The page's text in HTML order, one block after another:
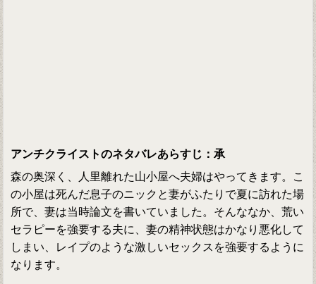
アンチクライストのネタバレあらすじ：承
森の奥深く、人里離れた山小屋へ夫婦はやってきます。こ
の小屋は死んだ息子のニックと妻がふたりで夏に訪れた場
所で、妻は当時論文を書いていました。そんななか、荒い
セラピーを強要する夫に、妻の精神状態はかなり悪化して
しまい、レイプのような激しいセックスを強要するように
なります。